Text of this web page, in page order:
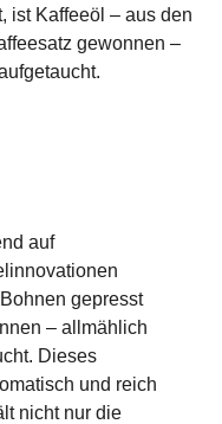
ist Kaffeeöl – aus den
gewonnen –
auf
gepresst
– allmählich
Dieses
und reich
nicht nur die